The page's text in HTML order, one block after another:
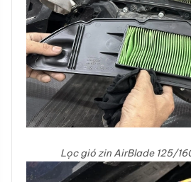
Lọc gió zin AirBlade 125/